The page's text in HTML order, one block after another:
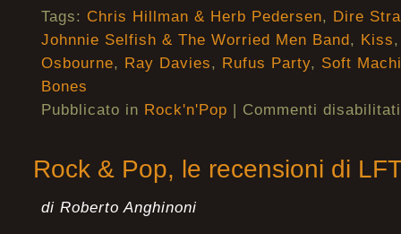
Tags: Chris Hillman & Herb Pedersen, Dire
Johnnie Selfish & The Worried Men Band, Kiss
Osbourne, Ray Davies, Rufus Party, Soft
Bones
Pubblicato in Rock'n'Pop | Commenti disabilitati
Rock & Pop, le recensioni di
di Roberto Anghinoni